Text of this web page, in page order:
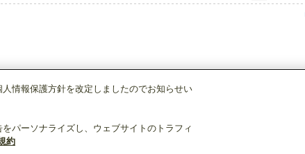
情報保護方針を改定しましたのでお知らせい
パーソナライズし、ウェブサイトのトラフィ
約